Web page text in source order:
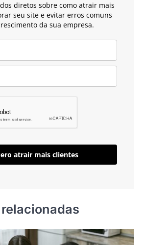
diretos sobre como atrair mais
seu site e evitar erros comuns
da sua empresa.
atrair mais clientes